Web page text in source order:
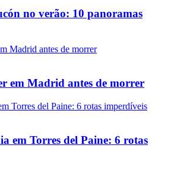
no verão: 10 panoramas
em Madrid antes de morrer
em Torres del Paine: 6 rotas